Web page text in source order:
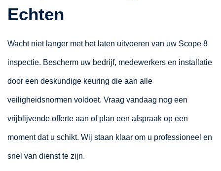
Echten
Wacht niet langer met het laten uitvoeren van uw Scope 8
inspectie. Bescherm uw bedrijf, medewerkers en installatie
door een deskundige keuring die aan alle
veiligheidsnormen voldoet. Vraag vandaag nog een
vrijblijvende offerte aan of plan een afspraak op een
moment dat u schikt. Wij staan klaar om u professioneel en
snel van dienst te zijn.